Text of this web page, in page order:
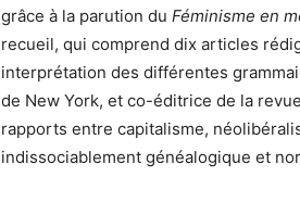
grâce à la parution du Féminisme en
recueil, qui comprend dix articles
interprétation des différentes
de New York, et co-éditrice de la
rapports entre capitalisme,
indissociablement généalogique et